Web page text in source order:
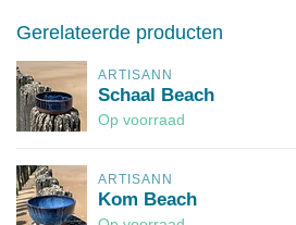
Gerelateerde producten
ARTISANN
Schaal Beach
Op voorraad
ARTISANN
Kom Beach